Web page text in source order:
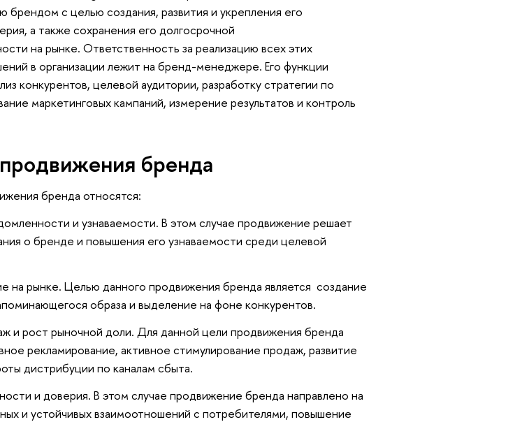
брендом с целью создания, развития и укрепления его
а также сохранения его долгосрочной
на рынке. Ответственность за реализацию всех этих
в организации лежит на бренд-менеджере. Его функции
конкурентов, целевой аудитории, разработку стратегии по
маркетинговых кампаний, измерение результатов и контроль
бренда
бренда относятся:
и узнаваемости. В этом случае продвижение решает
о бренде и повышения его узнаваемости среди целевой
на рынке. Целью данного продвижения бренда является создание
образа и выделение на фоне конкурентов.
и рост рыночной доли. Для данной цели продвижения бренда
рекламирование, активное стимулирование продаж, развитие
дистрибуции по каналам сбыта.
и доверия. В этом случае продвижение бренда направлено на
и устойчивых взаимоотношений с потребителями, повышение